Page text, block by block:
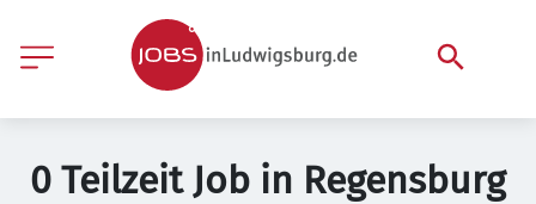
0 Teilzeit Job in Regensburg